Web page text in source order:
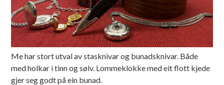
Me har stort utval av stasknivar og bunadsknivar. Både
med holkar i tinn og sølv. Lommeklokke med eit flott kjede
gjer seg godt på ein bunad.